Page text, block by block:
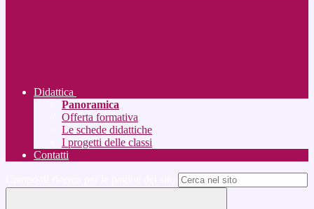
Didattica
Panoramica
Offerta formativa
Le schede didattiche
I progetti delle classi
Contatti